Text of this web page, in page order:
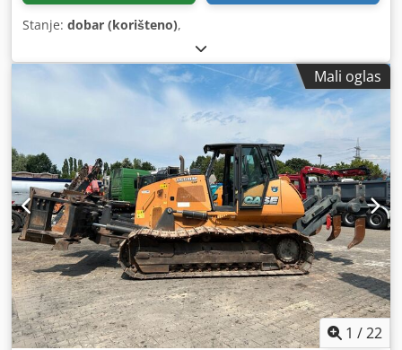
Stanje: dobar (korišteno),
Mali oglas
1 /22